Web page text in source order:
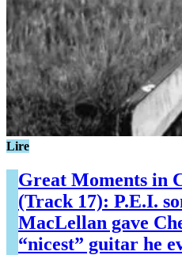
Lire
Great Moments in
(Track 17): P.E.I.
MacLellan gave
“nicest” guitar he